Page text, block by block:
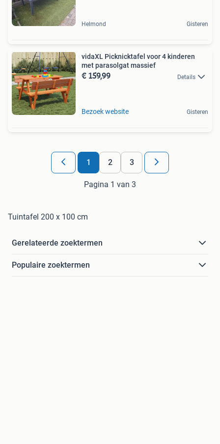
Helmond Gisteren
vidaXL Picknicktafel voor 4 kinderen
met parasolgat massief
€ 159,99 Details
Bezoek website Gisteren
1 2 3
Pagina 1 van 3
Tuintafel 200 x 100 cm
Gerelateerde zoektermen
Populaire zoektermen